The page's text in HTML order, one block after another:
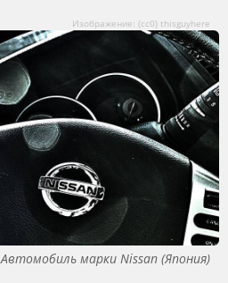
Изображение: (cc0) thisguyhere
Автомобиль марки Nissan (Япония)